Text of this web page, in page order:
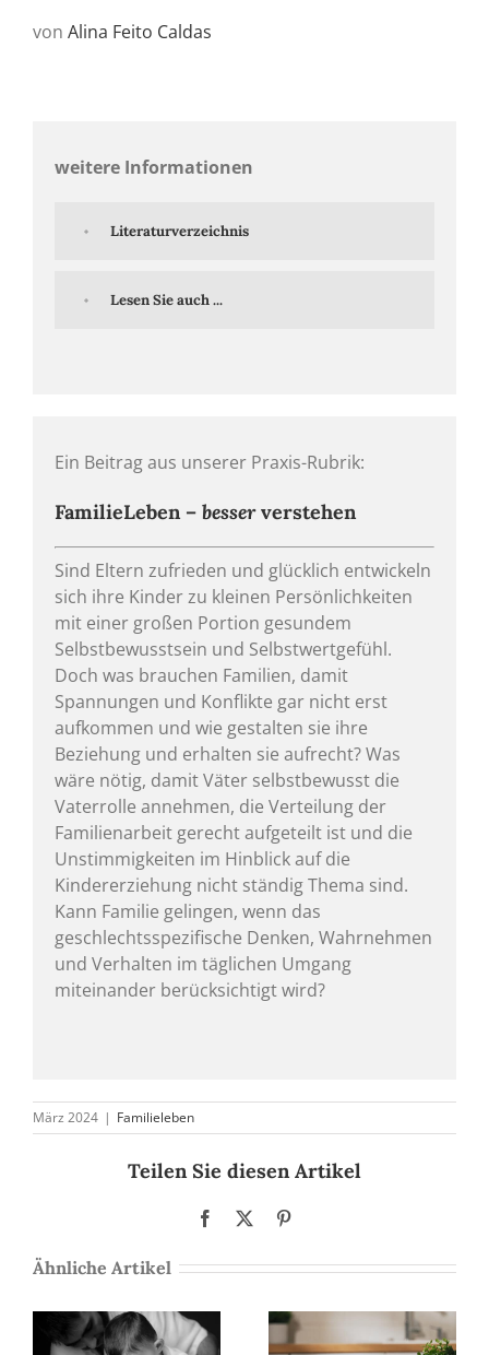
von Alina Feito Caldas
weitere Informationen
Literaturverzeichnis
Lesen Sie auch ...
Ein Beitrag aus unserer Praxis-Rubrik:
FamilieLeben – besserverstehen
Sind Eltern zufrieden und glücklich entwickeln
sich ihre Kinder zu kleinen Persönlichkeiten
mit einer großen Portion gesundem
Selbstbewusstsein und Selbstwertgefühl.
Doch was brauchen Familien, damit
Spannungen und Konflikte gar nicht erst
aufkommen und wie gestalten sie ihre
Beziehung und erhalten sie aufrecht? Was
wäre nötig, damit Väter selbstbewusst die
Vaterrolle annehmen, die Verteilung der
Familienarbeit gerecht aufgeteilt ist und die
Unstimmigkeiten im Hinblick auf die
Kindererziehung nicht ständig Thema sind.
Kann Familie gelingen, wenn das
geschlechtsspezifische Denken, Wahrnehmen
und Verhalten im täglichen Umgang
miteinander berücksichtigt wird?
März 2024 | Familieleben
Teilen Sie diesen Artikel
Facebook
Ähnliche Artikel